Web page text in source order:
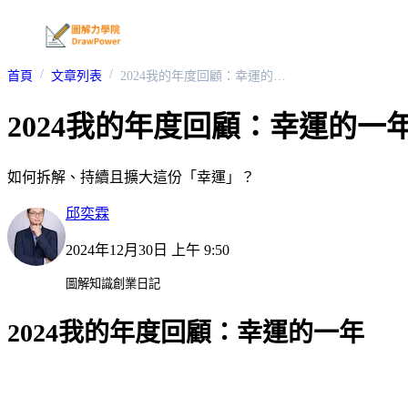
首頁 文章列表 2024我的年度回顧：幸運的一年
2024我的年度回顧：幸運的一
如何拆解、持續且擴大這份「幸運」？
邱奕霖
2024年12月30日 上午 9:50
圖解知識創業日記
2024我的年度回顧：幸運的一年